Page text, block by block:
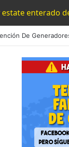
estate enterado